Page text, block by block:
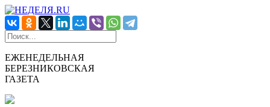
ЕЖЕНЕДЕЛЬНАЯ
БЕРЕЗНИКОВСКАЯ
ГАЗЕТА